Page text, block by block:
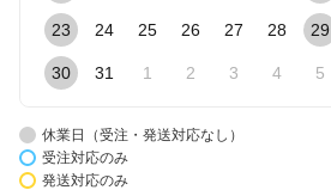
23 24 25 26 27 28 29
30 31 1 2 3 4 5
休業日（受注・発送対応なし）
受注対応のみ
発送対応のみ